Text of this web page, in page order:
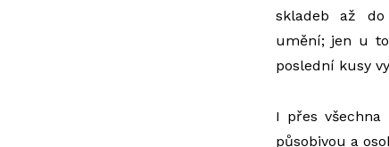
skladeb až
umění; jen u
poslední kusy
I přes
působivou a